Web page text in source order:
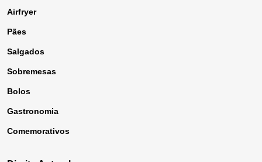
Airfryer
Pães
Salgados
Sobremesas
Bolos
Gastronomia
Comemorativos